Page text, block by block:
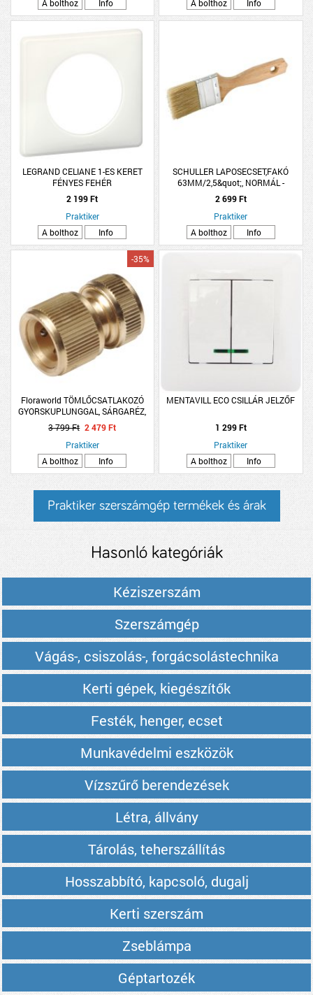
A bolthoz Info A bolthoz Info
LEGRAND CELIANE 1-ES KERET
FÉNYES FEHÉR
2 199 Ft
Praktiker
A bolthoz
Info
SCHULLER LAPOSECSET,FAKÓ
63MM/2,5&quot;, NORMÁL -
2 699 Ft
Praktiker
A bolthoz
Info
Floraworld TÖMLŐCSATLAKOZÓ
GYORSKUPLUNGGAL, SÁRGARÉZ,
1/2&quot;
-35%
3 799 Ft 2 479 Ft
Praktiker
A bolthoz
Info
MENTAVILL ECO CSILLÁR JELZŐF
1 299 Ft
Praktiker
A bolthoz
Info
Praktiker szerszámgép termékek és árak
Hasonló kategóriák
Kéziszerszám
Szerszámgép
Vágás-, csiszolás-, forgácsolástechnika
Kerti gépek, kiegészítők
Festék, henger, ecset
Munkavédelmi eszközök
Vízszűrő berendezések
Létra, állvány
Tárolás, teherszállítás
Hosszabbító, kapcsoló, dugalj
Kerti szerszám
Zseblámpa
Géptartozék